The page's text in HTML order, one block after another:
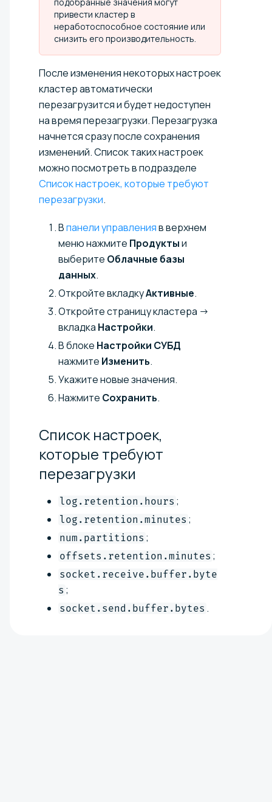
привести кластер в
неработоспособное состояние или
снизить его производительность.
После изменения некоторых настроек
кластер автоматически
перезагрузится и будет недоступен
на время перезагрузки. Перезагрузка
начнется сразу после сохранения
изменений. Список таких настроек
можно посмотреть в подразделе
Список настроек, которые требуют
перезагрузки.
Впанели управленияв верхнем
меню нажмите Продуктыи
выберите Облачные базы
данных.
Откройте вкладкуАктивные.
Откройте страницу кластера →
вкладка Настройки.
В блоке Настройки СУБД
нажмите Изменить.
Укажите новые значения.
Нажмите Сохранить.
Список настроек,
которые требуют
перезагрузки
log.retention.hours ;
log.retention.minutes ;
num.partitions ;
offsets.retention.minutes ;
socket.receive.buffer.byte
s ;
socket.send.buffer.bytes .